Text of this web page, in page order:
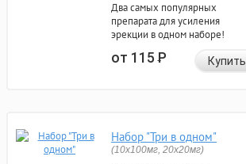
Два самых популярных
препарата для усиления
эрекции в одном наборе!
от 115Р Купить
Набор "Три в одном"
(10x100мг, 20x20мг)